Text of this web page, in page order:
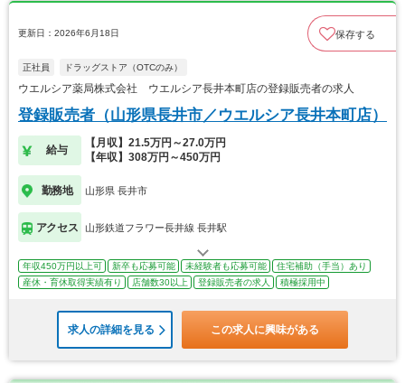
更新日：2026年6月18日 保存する
正社員 ドラッグストア（OTCのみ）
ウエルシア薬局株式会社 ウエルシア長井本町店の登録販売者の求人
登録販売者（山形県長井市／ウエルシア長井本町店）
給与
【月収】21.5万円～27.0万円
【年収】308万円～450万円
勤務地 山形県 長井市
アクセス 山形鉄道フラワー長井線 長井駅
年収450万円以上可 新卒も応募可能 未経験者も応募可能
住宅補助（手当）あり
産休・育休取得実績有り
店舗数30以上 登録販売者の求人 積極採用中
求人の詳細を見る この求人に興味がある